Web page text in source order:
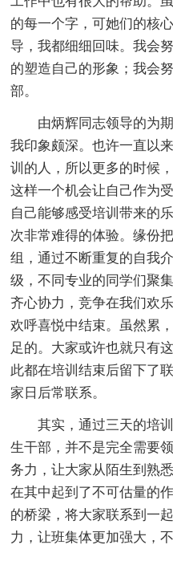
的每一个字，可她们的核
导，我都细细回味。我会
的塑造自己的形象；我会
部。
由炳辉同志领导的为
我印象颇深。也许一直以
训的人，所以更多的时候
这样一个机会让自己作为
自己能够感受培训带来的
次非常难得的体验。缘份
组，通过不断重复的自我
级，不同专业的同学们聚
齐心协力，竞争在我们欢
欢呼喜悦中结束。虽然累
足的。大家或许也就只有
此都在培训结束后留下了
家日后常联系。
其实，通过三天的培
生干部，并不是完全需要
务力，让大家从陌生到熟
在其中起到了不可估量的
的桥梁，将大家联系到一
力，让班集体更加强大，不